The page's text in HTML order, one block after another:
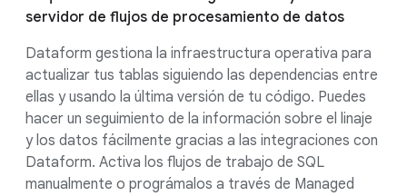
servidor de flujos de procesamiento de datos
Dataform gestiona la infraestructura operativa para
actualizar tus tablas siguiendo las dependencias entre
ellas y usando la última versión de tu código. Puedes
hacer un seguimiento de la información sobre el linaje
y los datos fácilmente gracias a las integraciones con
Dataform. Activa los flujos de trabajo de SQL
manualmente o prográmalos a través de Managed